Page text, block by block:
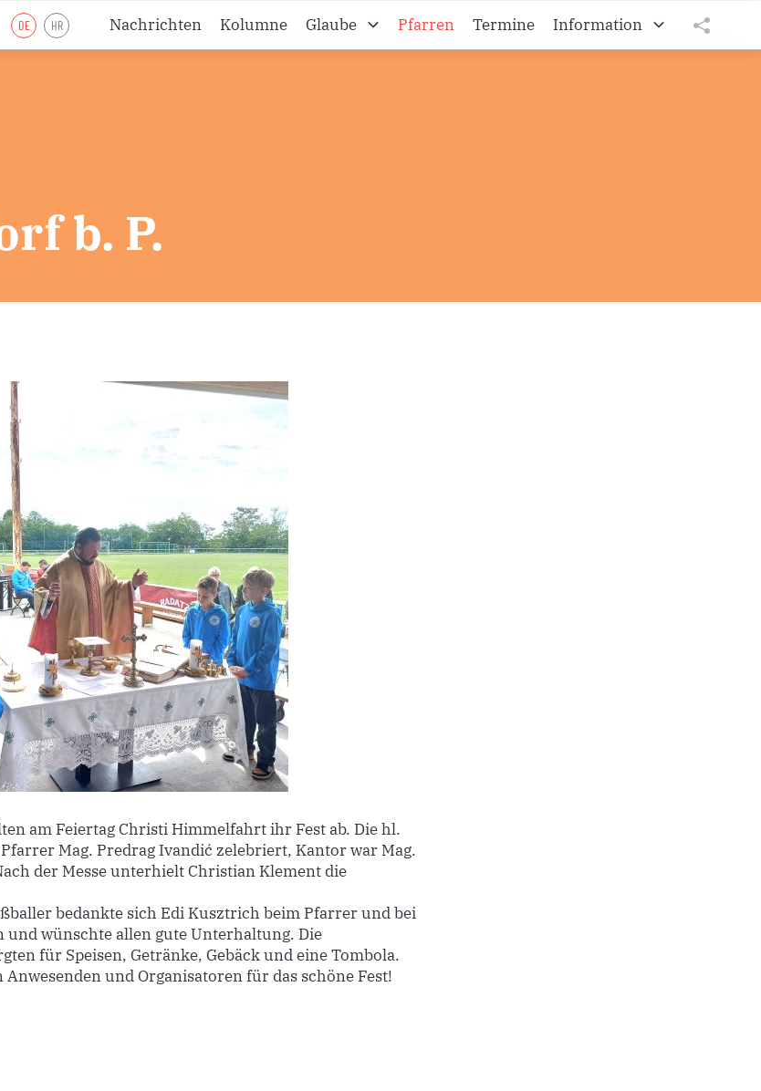
DE HR Nachrichten Kolumne
Glaube
Pfarren Termine
Information
b. P.
am Feiertag Christi Himmelfahrt ihr Fest ab. Die hl.
Mag. Predrag Ivandić zelebriert, Kantor war Mag.
der Messe unterhielt Christian Klement die
bedankte sich Edi Kusztrich beim Pfarrer und bei
und wünschte allen gute Unterhaltung. Die
für Speisen, Getränke, Gebäck und eine Tombola.
Anwesenden und Organisatoren für das schöne Fest!